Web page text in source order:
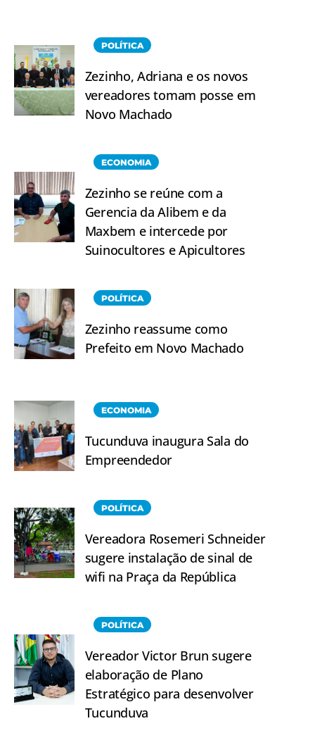
POLÍTICA
Zezinho, Adriana e os novos
vereadores tomam posse em
Novo Machado
ECONOMIA
Zezinho se reúne com a
Gerencia da Alibem e da
Maxbem e intercede por
Suinocultores e Apicultores
POLÍTICA
Zezinho reassume como
Prefeito em Novo Machado
ECONOMIA
Tucunduva inaugura Sala do
Empreendedor
POLÍTICA
Vereadora Rosemeri Schneider
sugere instalação de sinal de
wifi na Praça da República
POLÍTICA
Vereador Victor Brun sugere
elaboração de Plano
Estratégico para desenvolver
Tucunduva